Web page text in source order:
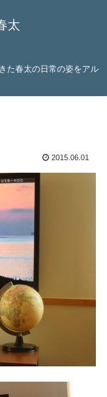
太
た春太の日常の姿をアル
2015.06.01